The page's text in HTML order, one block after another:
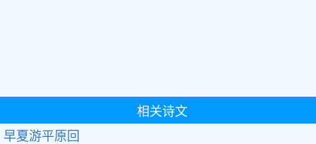
相关诗文
早夏游平原回